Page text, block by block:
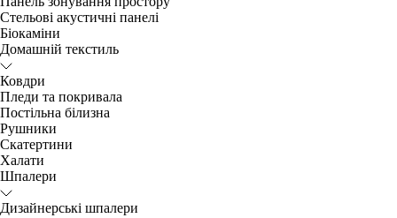
Стельові акустичні панелі
Біокаміни
Домашній текстиль
Ковдри
Пледи та покривала
Постільна білизна
Рушники
Скатертини
Халати
Шпалери
Дизайнерські шпалери